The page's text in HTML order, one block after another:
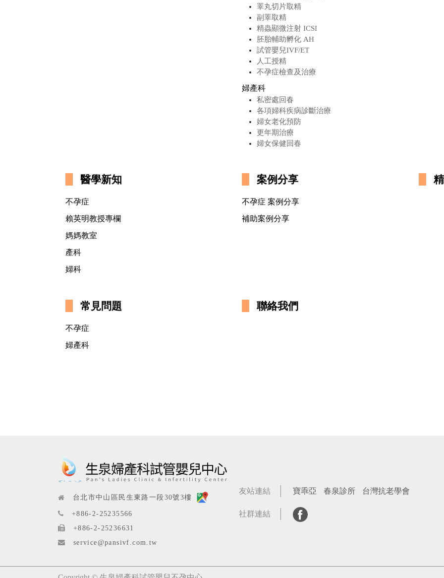
睪丸切片取精
副睪取精
精蟲顯微注射 ICSI
胚胎輔助孵化 AH
試管嬰兒IVF/ET
人工授精
不孕症檢查及治療
婦產科
私密處回春
各項婦科疾病診斷治療
婦女老化預防
更年期治療
婦女保健回春
醫學新知
不孕症
賴英明教授專欄
媽媽教室
產科
婦科
案例分享
不孕症 案例分享
補助案例分享
常見問題
不孕症
婦產科
聯絡我們
台北市中山區民生東路一段30號3樓
+886-2-25235566
+886-2-25236631
service@pansivf.com.tw
友站連結 寶乖亞 春泉診所 台灣抗老學會
社群連結